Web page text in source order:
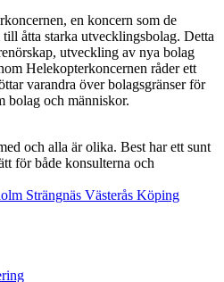
en koncern som de
åtta starka utvecklingsbolag. Detta
utveckling av nya bolag
Helekopterkoncernen råder ett
varandra över bolagsgränser för
bolag och människor.
och alla är olika. Best har ett sunt
för både konsulterna och
Strängnäs Västerås Köping